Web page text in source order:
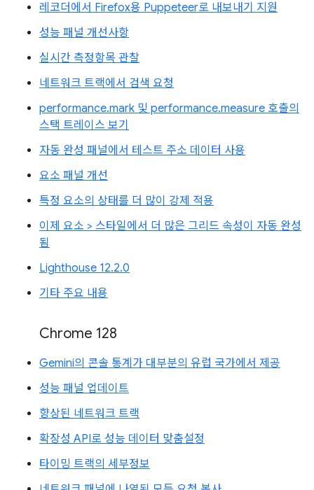
레코더에서 Firefox용 Puppeteer로 내보내기 지원
성능 패널 개선사항
실시간 측정항목 관찰
네트워크 트랙에서 검색 요청
performance.mark 및 performance.measure 호출의
스택 트레이스 보기
자동 완성 패널에서 테스트 주소 데이터 사용
요소 패널 개선
특정 요소의 상태를 더 많이 강제 적용
이제 요소 > 스타일에서 더 많은 그리드 속성이 자동 완성
됨
Lighthouse 12.2.0
기타 주요 내용
Chrome 128
Gemini의 콘솔 통계가 대부분의 유럽 국가에서 제공
성능 패널 업데이트
향상된 네트워크 트랙
확장성 API로 성능 데이터 맞춤설정
타이밍 트랙의 세부정보